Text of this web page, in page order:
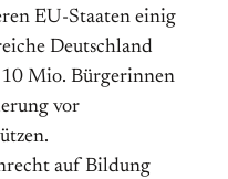
EU-Staaten einig
Deutschland
Mio. Bürgerinnen
vor
auf Bildung